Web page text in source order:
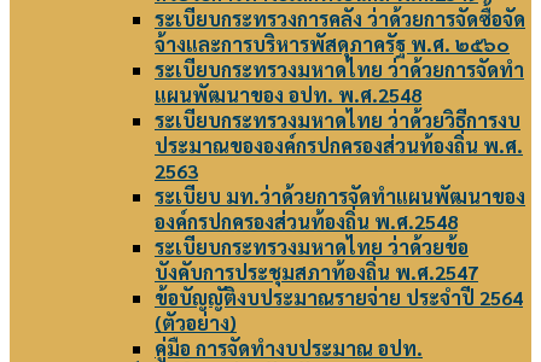
ระเบียบกระทรวงการคลัง ว่าด้วยการจัดซื้อจัด
จ้างและการบริหารพัสดุภาครัฐ พ.ศ. ๒๕๖๐
ระเบียบกระทรวงมหาดไทย ว่าด้วยการจัดทำ
แผนพัฒนาของ อปท. พ.ศ.2548
ระเบียบกระทรวงมหาดไทย ว่าด้วยวิธีการงบ
ประมาณขององค์กรปกครองส่วนท้องถิ่น พ.ศ.
2563
ระเบียบ มท.ว่าด้วยการจัดทำแผนพัฒนาของ
องค์กรปกครองส่วนท้องถิ่น พ.ศ.2548
ระเบียบกระทรวงมหาดไทย ว่าด้วยข้อ
บังคับการประชุมสภาท้องถิ่น พ.ศ.2547
ข้อบัญญัติงบประมาณรายจ่าย ประจำปี 2564
(ตัวอย่าง)
คู่มือ การจัดทำงบประมาณ อปท.